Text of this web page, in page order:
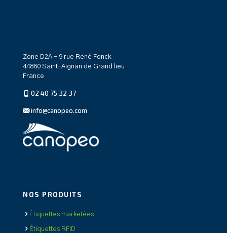
Zone D2A - 9 rue René Fonck
44860 Saint-Aignan de Grand lieu
France
02 40 75 32 37
info@canopeo.com
NOS PRODUITS
Étiquettes marketées
Étiquettes RFID